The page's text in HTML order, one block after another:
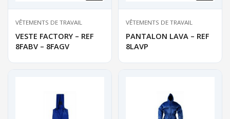
VÊTEMENTS DE TRAVAIL
VESTE FACTORY – REF
8FABV – 8FAGV
VÊTEMENTS DE TRAVAIL
PANTALON LAVA – REF
8LAVP